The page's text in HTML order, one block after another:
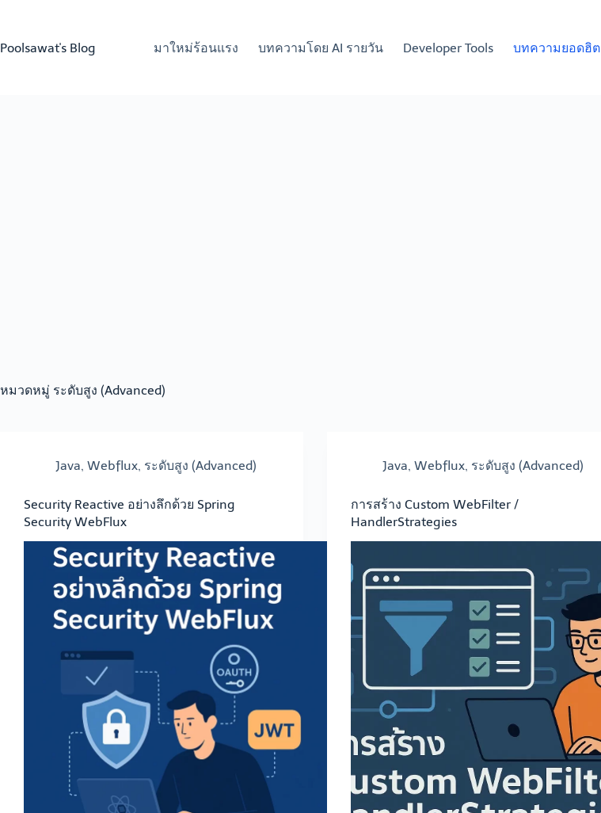
Poolsawat's Blog มาใหม่ร้อนแรง บทความโดย AI รายวัน Developer Tools บทความยอดฮิต
หมวดหมู่ ระดับสูง (Advanced)
Java, Webflux, ระดับสูง (Advanced)
Security Reactive อย่างลึกด้วย Spring
Security WebFlux
Java,Webflux, ระดับสูง (Advanced)
การสร้าง Custom WebFilter /
HandlerStrategies